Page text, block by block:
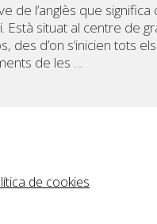
de l’anglès que significa
Està situat al centre de
des d’on s’inicien tots els
de les …
de cookies